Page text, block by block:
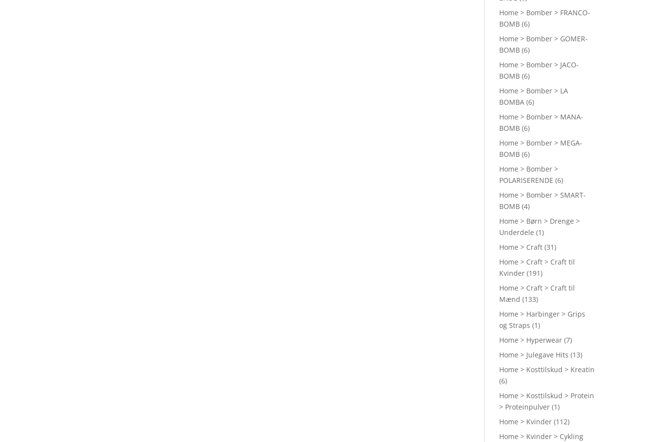
Home > Bomber > FRANCO-
BOMB (6)
Home > Bomber > GOMER-
BOMB (6)
Home > Bomber > JACO-
BOMB (6)
Home > Bomber > LA
BOMBA (6)
Home > Bomber > MANA-
BOMB (6)
Home > Bomber > MEGA-
BOMB (6)
Home > Bomber >
POLARISERENDE (6)
Home > Bomber > SMART-
BOMB (4)
Home > Børn > Drenge >
Underdele (1)
Home > Craft (31)
Home > Craft > Craft til
Kvinder (191)
Home > Craft > Craft til
Mænd (133)
Home > Harbinger > Grips
og Straps (1)
Home > Hyperwear (7)
Home > Julegave Hits (13)
Home > Kosttilskud > Kreatin
(6)
Home > Kosttilskud > Protein
> Proteinpulver (1)
Home > Kvinder (112)
Home > Kvinder > Cykling